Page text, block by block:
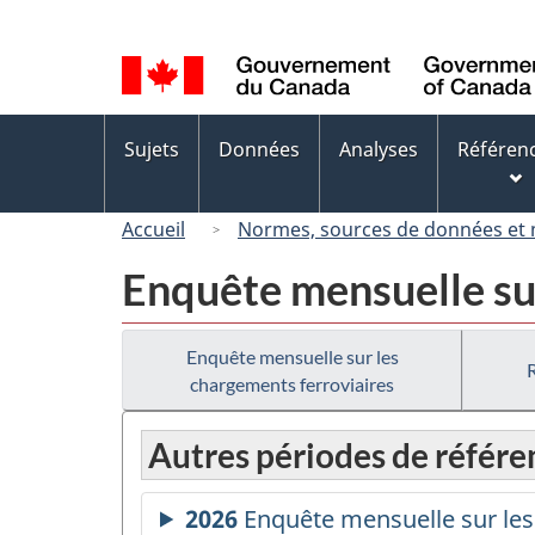
de
la
langue
des
Sujets Données Analyses
Accueil Normes, sources de données et
Enquête mensuelle
Enquête mensuelle sur les
chargements ferroviaires
Autres périodes de